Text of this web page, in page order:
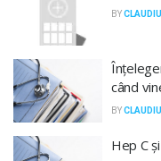
BY
când
BY
Hep C